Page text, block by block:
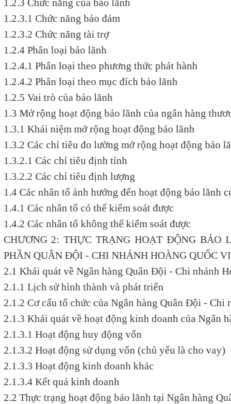
1.2.3 Chức năng của bảo lãnh
1.2.3.1 Chức năng bảo đảm
1.2.3.2 Chức năng tài trợ
1.2.4 Phân loại bảo lãnh
1.2.4.1 Phân loại theo phương thức phát hành
1.2.4.2 Phân loại theo mục đích bảo lãnh
1.2.5 Vai trò của bảo lãnh
1.3 Mở rộng hoạt động bảo lãnh của ngân hàng
1.3.1 Khái niệm mở rộng hoạt động bảo lãnh
1.3.2 Các chỉ tiêu đo lường mở rộng hoạt động bảo
1.3.2.1 Các chỉ tiêu định tính
1.3.2.2 Các chỉ tiêu định lượng
1.4 Các nhân tố ảnh hưởng đến hoạt động bảo lãnh
1.4.1 Các nhân tố có thể kiểm soát được
1.4.2 Các nhân tố không thể kiểm soát được
CHƯƠNG 2: THỰC TRẠNG HOẠT ĐỘNG
PHẦN QUÂN ĐỘI - CHI NHÁNH HOÀNG QUỐC
2.1 Khái quát về Ngân hàng Quân Đội - Chi nhánh
2.1.1 Lịch sử hình thành và phát triển
2.1.2 Cơ cấu tổ chức của Ngân hàng Quân Đội - Chi
2.1.3 Khái quát về hoạt động kinh doanh của Ngân
2.1.3.1 Hoạt động huy động vốn
2.1.3.2 Hoạt động sử dụng vốn (chủ yếu là cho vay)
2.1.3.3 Hoạt động kinh doanh khác
2.1.3.4 Kết quả kinh doanh
2.2 Thực trạng hoạt động bảo lãnh tại Ngân hàng